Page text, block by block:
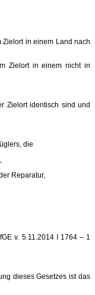
in einem Land nach
Zielort in einem nicht in
Zielort identisch sind und
die
Reparatur,
v. 5.11.2014 I 1764 – 1
dieses Gesetzes ist das